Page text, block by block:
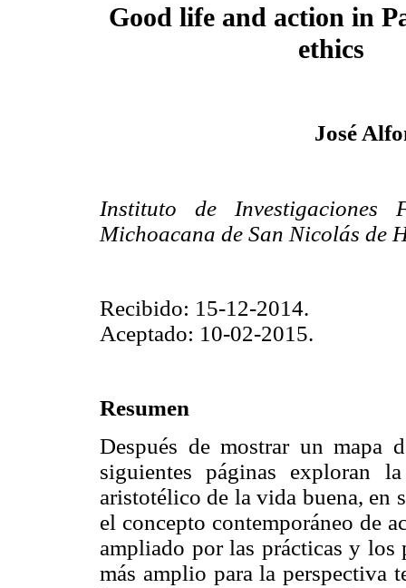
Good life and action in
ethics
José
Instituto de Investigaciones
Michoacana de San Nicolás de
Recibido: 15-12-2014.
Aceptado: 10-02-2015.
Resumen
Después de mostrar un mapa
siguientes páginas exploran
aristotélico de la vida buena, en
el concepto contemporáneo de
ampliado por las prácticas y
más amplio para la perspectiva